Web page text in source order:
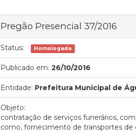
Pregão Presencial 37/2016
Status: Homologada
Publicado em: 26/10/2016
Entidade: Prefeitura Municipal de
Objeto:
contratação de serviços funerários,
como, fornecimento de transportes de